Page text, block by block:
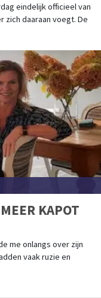
eindelijk officieel van
zich daaraan voegt. De
KAPOT
me onlangs over zijn
vaak ruzie en